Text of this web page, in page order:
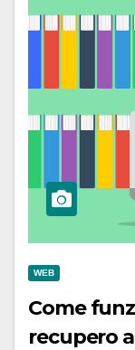
WEB
Come
recupero